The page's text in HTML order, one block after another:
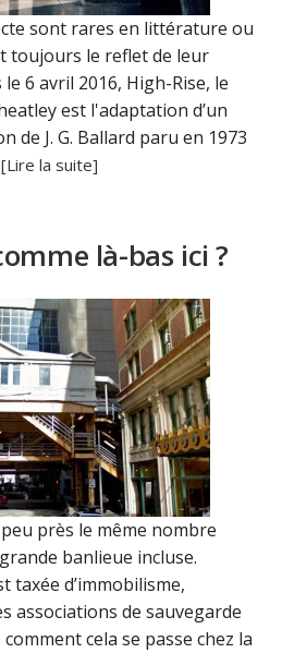
sont rares en littérature ou
toujours le reflet de leur
6 avril 2016, High-Rise, le
est l'adaptation d’un
de J. G. Ballard paru en 1973
[Lire la suite]
là-bas ici ?
près le même nombre
banlieue incluse.
taxée d’immobilisme,
associations de sauvegarde
cela se passe chez la